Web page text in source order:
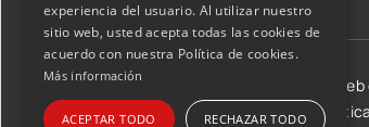
©2026 Transmisiones Lizarraga SL |
Aviso Legal y condiciones de uso |
experiencia del usuario. Al utilizar nuestro
sitio web, usted acepta todas las cookies de
acuerdo con nuestra Política de cookies.
Más información
ACEPTAR TODO RECHAZAR TODO